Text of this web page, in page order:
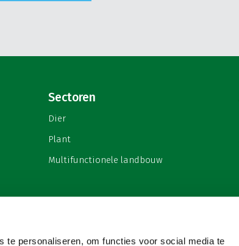
te personaliseren, om functies voor social media te
Sectoren
Dier
Plant
Multifunctionele landbouw